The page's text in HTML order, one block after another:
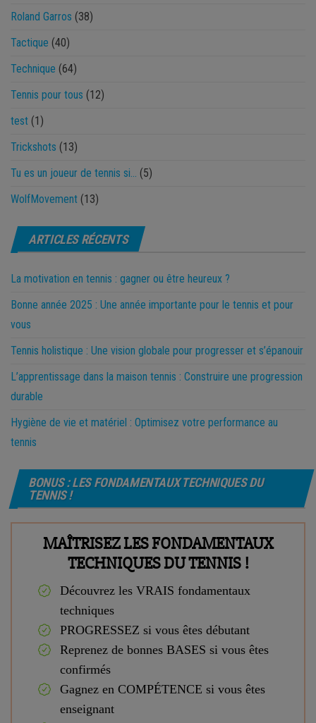
Roland Garros (38)
Tactique (40)
Technique (64)
Tennis pour tous (12)
test (1)
Trickshots (13)
Tu es un joueur de tennis si…
(5)
WolfMovement (13)
ARTICLES RÉCENTS
La motivation en tennis : gagner ou être heureux ?
Bonne année 2025 : Une année importante pour le tennis et pour
vous
Tennis holistique : Une vision globale pour progresser et s’épanouir
L’apprentissage dans la maison tennis : Construire une progression
durable
Hygiène de vie et matériel : Optimisez votre performance au
tennis
BONUS : LES FONDAMENTAUX TECHNIQUES DU
TENNIS !